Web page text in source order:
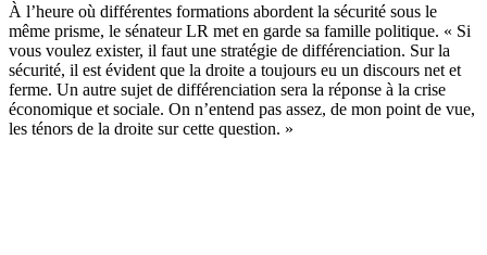
À l’heure où différentes formations abordent la sécurité sous le
même prisme, le sénateur LR met en garde sa famille politique. « Si
vous voulez exister, il faut une stratégie de différenciation. Sur la
sécurité, il est évident que la droite a toujours eu un discours net et
ferme. Un autre sujet de différenciation sera la réponse à la crise
économique et sociale. On n’entend pas assez, de mon point de vue,
les ténors de la droite sur cette question. »